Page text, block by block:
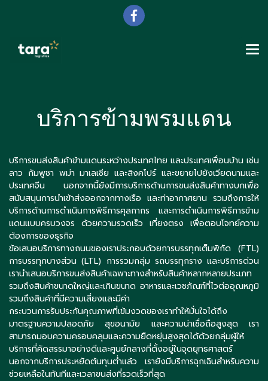
บริการข้ามพรมแดน
บริการขนส่งสินค้าข้ามแดนระหว่างประเทศไทย และประเทศเพื่อนบ้าน เช่น
ลาว กัมพูชา พม่า มาเลเซีย และสิงคโปร์ และขยายไปยังเวียดนามและ
ประเทศจีน นอกจากนี้ยังมีการบริการด้านการขนส่งสินค้าทางบกเพื่อ
สนับสนุนการนำเข้าส่งออกจากทางเรือ และท่าอากาศยาน รวมถึงการให้
บริการด้านการดำเนินการพิธีการศุลกากร และการดำเนินการพิธีการข้าม
แดนแบบครบวงจร ด้วยความรวดเร็ว เที่ยงตรง เพื่อตอบโจทย์ความ
ต้องการของธุรกิจ
ข้อเสนอบริการทางถนนของเราประกอบด้วยการบรรทุกเต็มพิกัด (FTL)
การบรรทุกบางส่วน (LTL) การรวมกลุ่ม รถบรรทุกราง และบริการด่วน
เรานำเสนอบริการขนส่งสินค้าเฉพาะทางสำหรับสินค้าหลากหลายประเภท
รวมถึงสินค้าขนาดใหญ่และเกินขนาด อาหารและเวชภัณฑ์ที่ไวต่ออุณหภูมิ
รวมถึงสินค้าที่มีความเสี่ยงและมีค่า
กระบวนการรับประกันคุณภาพที่เข้มงวดของเราทำให้มั่นใจได้ถึง
มาตรฐานความปลอดภัย สุขอนามัย และความน่าเชื่อถือสูงสุด เรา
สามารถมอบความครอบคลุมและความยืดหยุ่นสูงสุดได้ด้วยกลุ่มผู้ให้
บริการที่คัดสรรมาอย่างดีและศูนย์กลางที่ตั้งอยู่ในจุดยุทธศาสตร์
นอกจากบริการประหยัดต้นทุนต่ำแล้ว เรายังมีบริการฉุกเฉินสำหรับความ
ช่วยเหลือในทันทีและเวลาขนส่งที่รวดเร็วที่สุด